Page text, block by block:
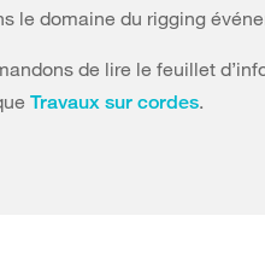
le domaine du rigging
de lire le feuillet
Travaux sur cordes.